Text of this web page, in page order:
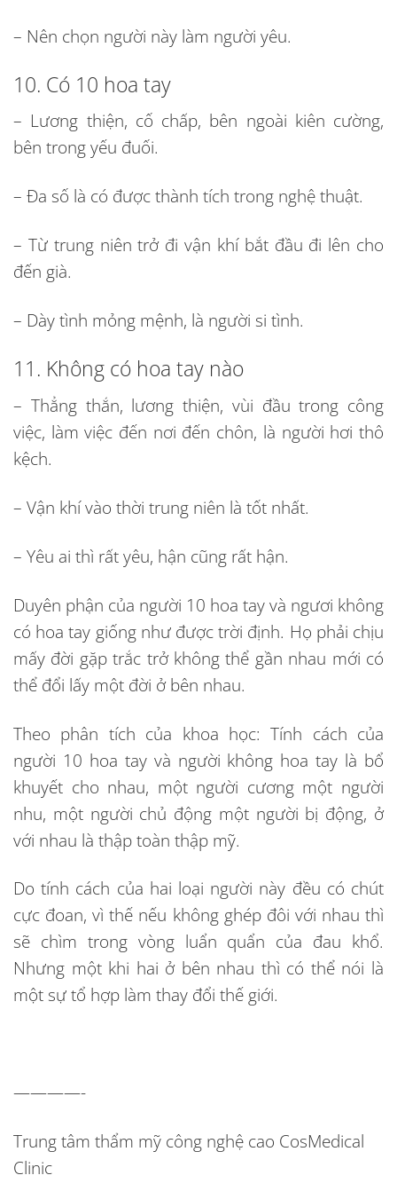
– Nên chọn người này làm người yêu.
10. Có 10 hoa tay
– Lương thiện, cố chấp, bên ngoài kiên cường,
bên trong yếu đuối.
– Đa số là có được thành tích trong nghệ thuật.
– Từ trung niên trở đi vận khí bắt đầu đi lên cho
đến già.
– Dày tình mỏng mệnh, là người si tình.
11. Không có hoa tay nào
– Thẳng thắn, lương thiện, vùi đầu trong công
việc, làm việc đến nơi đến chôn, là người hơi thô
kệch.
– Vận khí vào thời trung niên là tốt nhất.
– Yêu ai thì rất yêu, hận cũng rất hận.
Duyên phận của người 10 hoa tay và ngươi không
có hoa tay giống như được trời định. Họ phải chịu
mấy đời gặp trắc trở không thể gần nhau mới có
thể đổi lấy một đời ở bên nhau.
Theo phân tích của khoa học: Tính cách của
người 10 hoa tay và người không hoa tay là bổ
khuyết cho nhau, một người cương một người
nhu, một người chủ động một người bị động, ở
với nhau là thập toàn thập mỹ.
Do tính cách của hai loại người này đều có chút
cực đoan, vì thế nếu không ghép đôi với nhau thì
sẽ chìm trong vòng luẩn quẩn của đau khổ.
Nhưng một khi hai ở bên nhau thì có thể nói là
một sự tổ hợp làm thay đổi thế giới.
————-
Trung tâm thẩm mỹ công nghệ cao CosMedical
Clinic